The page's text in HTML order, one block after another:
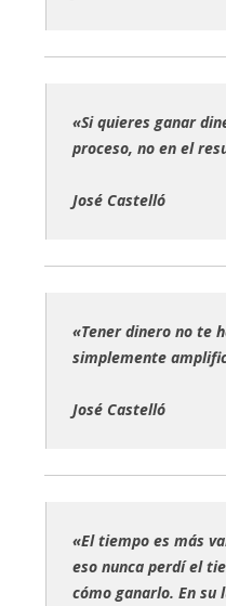
«Si quieres ganar
proceso, no en el
José Castelló
«Tener dinero no te
simplemente
José Castelló
«El tiempo es más
eso nunca perdí el
cómo ganarlo. En su